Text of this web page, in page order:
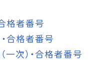
格者番号
合格者番号
次）・合格者番号